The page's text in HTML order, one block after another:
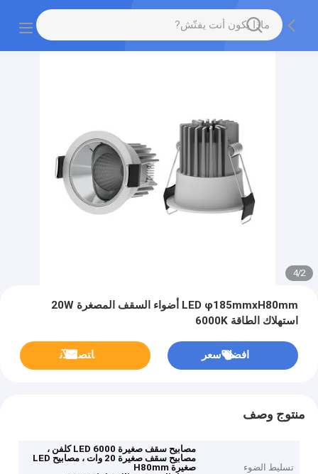
2
/
4
LED φ185mmxH80mm أضواء السقف المصغرة 20W
استهلاك الطاقة 6000K
افضل سعر ﺎﺘﺼﻟ ﺍﻶﻧ
منتوج وصف
تسليط الضوء
مصابيح سقف صغيرة LED 6000 كلفن ،
مصابيح سقف صغيرة 20 وات ، مصابيح LED
صغيرة H80mm